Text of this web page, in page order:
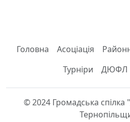
Головна Асоціація
Турніри
ДЮФЛ
© 2024 Громадська спілка